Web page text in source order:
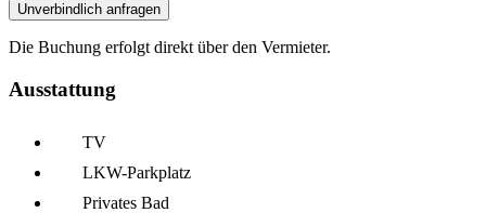
Unverbindlich anfragen
Die Buchung erfolgt direkt über den Vermieter.
Ausstattung
TV
LKW-Parkplatz
Privates Bad